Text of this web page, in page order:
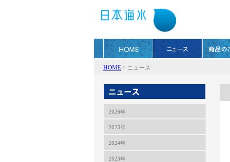
HOME > ニュース
2026年
2025年
2024年
2023年